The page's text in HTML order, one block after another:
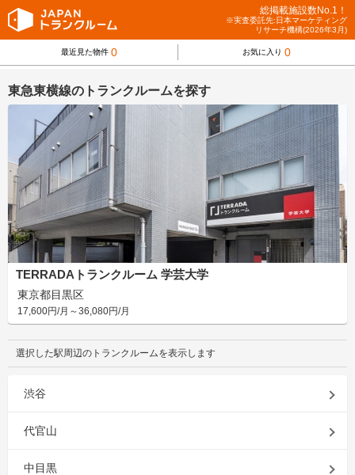
総掲載施設数No.1！
※実査委託先:日本マーケティング
リサーチ機構(2026年3月)
最近見た物件 0 お気に入り 0
東急東横線のトランクルームを探す
TERRADAトランクルーム 学芸大学
東京都目黒区
17,600円/月～36,080円/月
選択した駅周辺のトランクルームを表示します
渋谷
代官山
中目黒